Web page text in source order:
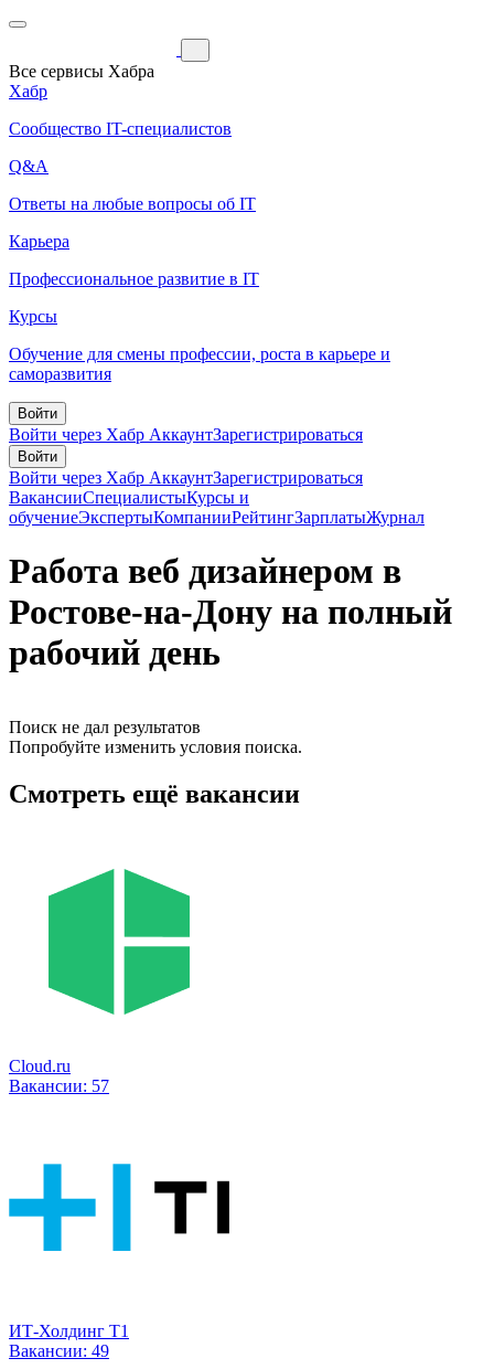
Все сервисы Хабра
Хабр
Сообщество IT-специалистов
Q&A
Ответы на любые вопросы об IT
Карьера
Профессиональное развитие в IT
Курсы
Обучение для смены профессии, роста в карьере и
саморазвития
Войти
Войти через Хабр АккаунтЗарегистрироваться
Войти
Войти через Хабр АккаунтЗарегистрироваться
ВакансииСпециалистыКурсы и
обучениеЭкспертыКомпанииРейтингЗарплатыЖурнал
Работа веб дизайнером в
Ростове-на-Дону на полный
рабочий день
Поиск не дал результатов
Попробуйте изменить условия поиска.
Смотреть ещё вакансии
Cloud.ru
Вакансии: 57
ИТ-Холдинг Т1
Вакансии: 49